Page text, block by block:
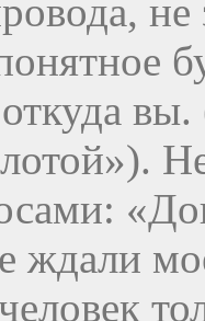
не
откуда
ждали